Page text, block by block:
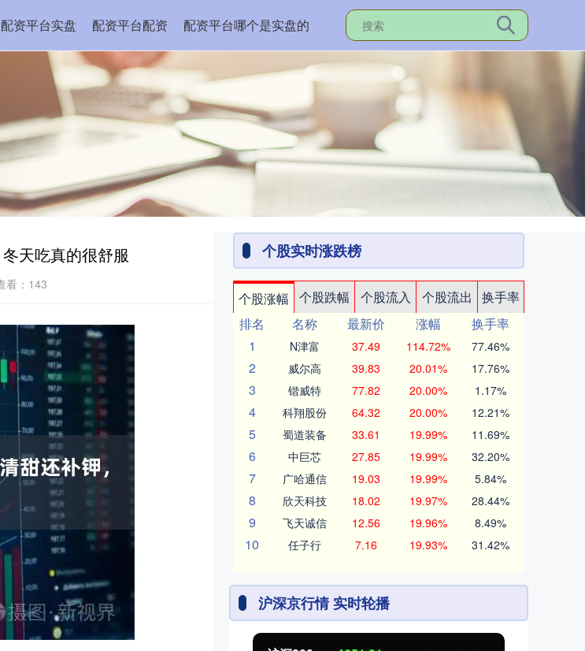
配资平台实盘 配资平台配资 配资平台哪个是实盘的
天吃真的很舒服
看：143
个股实时涨跌榜
个股涨幅 个股跌幅 个股流入 个股流出
换手率
排名
名称 最新价 涨幅
换手率
1
N津富 37.49 114.72% 77.46%
2 威尔高 39.83 20.01% 17.76%
3 锴威特 77.82 20.00% 1.17%
4 科翔股份 64.32 20.00% 12.21%
5 蜀道装备 33.61 19.99% 11.69%
6 中巨芯 27.85 19.99% 32.20%
7 广哈通信 19.03 19.99% 5.84%
8 欣天科技 18.02 19.97% 28.44%
9 飞天诚信 12.56 19.96% 8.49%
10 任子行 7.16 19.93% 31.42%
沪深京行情 实时轮播